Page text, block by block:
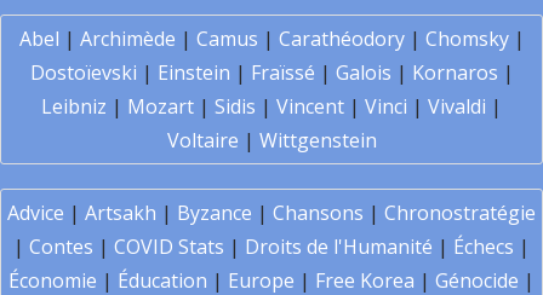
Abel | Archimède | Camus | Carathéodory| Chomsky|
Dostoïevski | Einstein | Fraïssé | Galois | Kornaros |
Leibniz | Mozart | Sidis | Vincent | Vinci | Vivaldi |
Voltaire | Wittgenstein
Advice | Artsakh | Byzance | Chansons | Chronostratégie
| Contes | COVID Stats | Droits de l'Humanité | Échecs |
Économie | Éducation | Europe | Free Korea | Génocide |